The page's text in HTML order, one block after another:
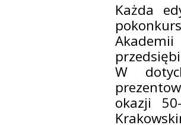
Każda
Akademii
W
okazji